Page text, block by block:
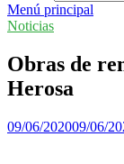
Menú principal
Noticias
Obras de
Herosa
09/06/202009/06/